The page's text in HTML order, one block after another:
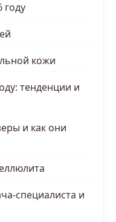
году
кожи
тенденции и
и как они
специалиста и